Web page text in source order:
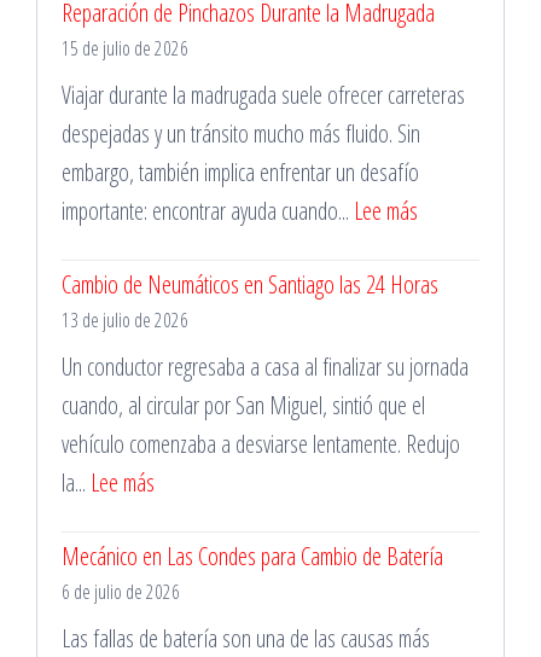
Reparación de Pinchazos Durante la Madrugada
15 de julio de 2026
Viajar durante la madrugada suele ofrecer carreteras
despejadas y un tránsito mucho más fluido. Sin
embargo, también implica enfrentar un desafío
importante: encontrar ayuda cuando... Lee más
de
Durante
la
Madrugada
Cambio de Neumáticos en Santiago las 24 Horas
13 de julio de 2026
Un conductor regresaba a casa al finalizar su jornada
cuando, al circular por San Miguel, sintió que el
vehículo comenzaba a desviarse lentamente. Redujo
la... Lee más
de
Neumáticos
en
Mecánico en Las Condes para Cambio de Batería
6 de julio de 2026
Las fallas de batería son una de las causas más